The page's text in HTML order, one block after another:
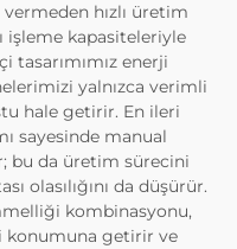
hızlı üretim
işleme kapasiteleriyle
tasarımımız enerji
yalnızca verimli
hale getirir. En ileri
sayesinde manual
bu da üretim sürecini
olasılığını da düşürür.
kombinasyonu,
konumuna getirir ve